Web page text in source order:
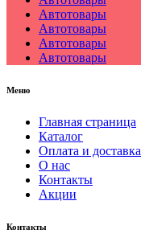
Автотовары
Автотовары
Автотовары
Автотовары
Меню
Главная страница
Каталог
Оплата и доставка
О нас
Контакты
Акции
Контакты